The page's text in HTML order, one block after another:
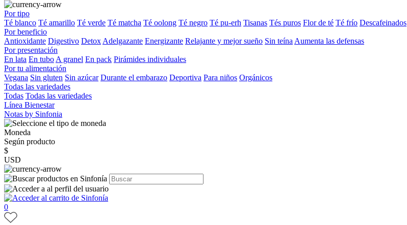
Por tipo
Té blanco Té amarillo Té verde Té matcha Té oolong Té negro Té pu-erh Tisanas Tés puros Flor de té Té frío Descafeinados
Por beneficio
Antioxidante Digestivo Detox Adelgazante Energizante Relajante y mejor sueño Sin teína Aumenta las defensas
Por presentación
En lata En tubo A granel En pack Pirámides individuales
Por tu alimentación
Vegana Sin gluten Sin azúcar Durante el embarazo Deportiva Para niños Orgánicos
Todas las variedades
Todas Todas las variedades
Línea Bienestar
Notas by Sinfonia
Moneda
Según producto
$
USD
0